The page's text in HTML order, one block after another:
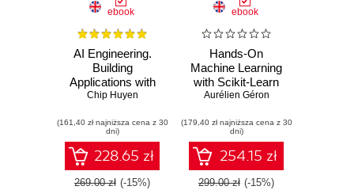
ebook
AI Engineering.
Building
Applications with
Foundation Models
Chip Huyen
(161,40 zł najniższa cena z 30
dni)
228.65 zł
269.00 zł (-15%)
ebook
Hands-On
Machine Learning
with Scikit-Learn
and PyTorch.
and Techniques to
Build Intelligent
Systems
Aurélien Géron
(179,40 zł najniższa cena z 30
dni)
254.15 zł
299.00 zł (-15%)